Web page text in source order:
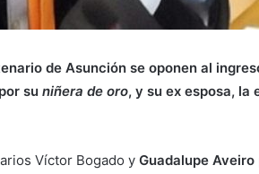
de Asunción se oponen al
su niñera de oro, y su ex esposa, la
Víctor Bogado y Guadalupe Aveiro